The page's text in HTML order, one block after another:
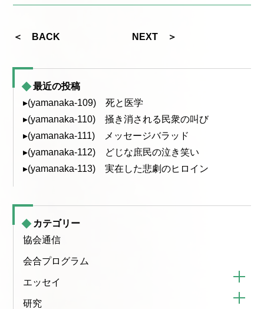
＜ BACK NEXT ＞
最近の投稿
▸(yamanaka-109) 死と医学
▸(yamanaka-110) 掻き消される民衆の叫び
▸(yamanaka-111) メッセージバラッド
▸(yamanaka-112) どじな庶民の泣き笑い
▸(yamanaka-113) 実在した悲劇のヒロイン
カテゴリー
協会通信
会合プログラム
エッセイ
研究